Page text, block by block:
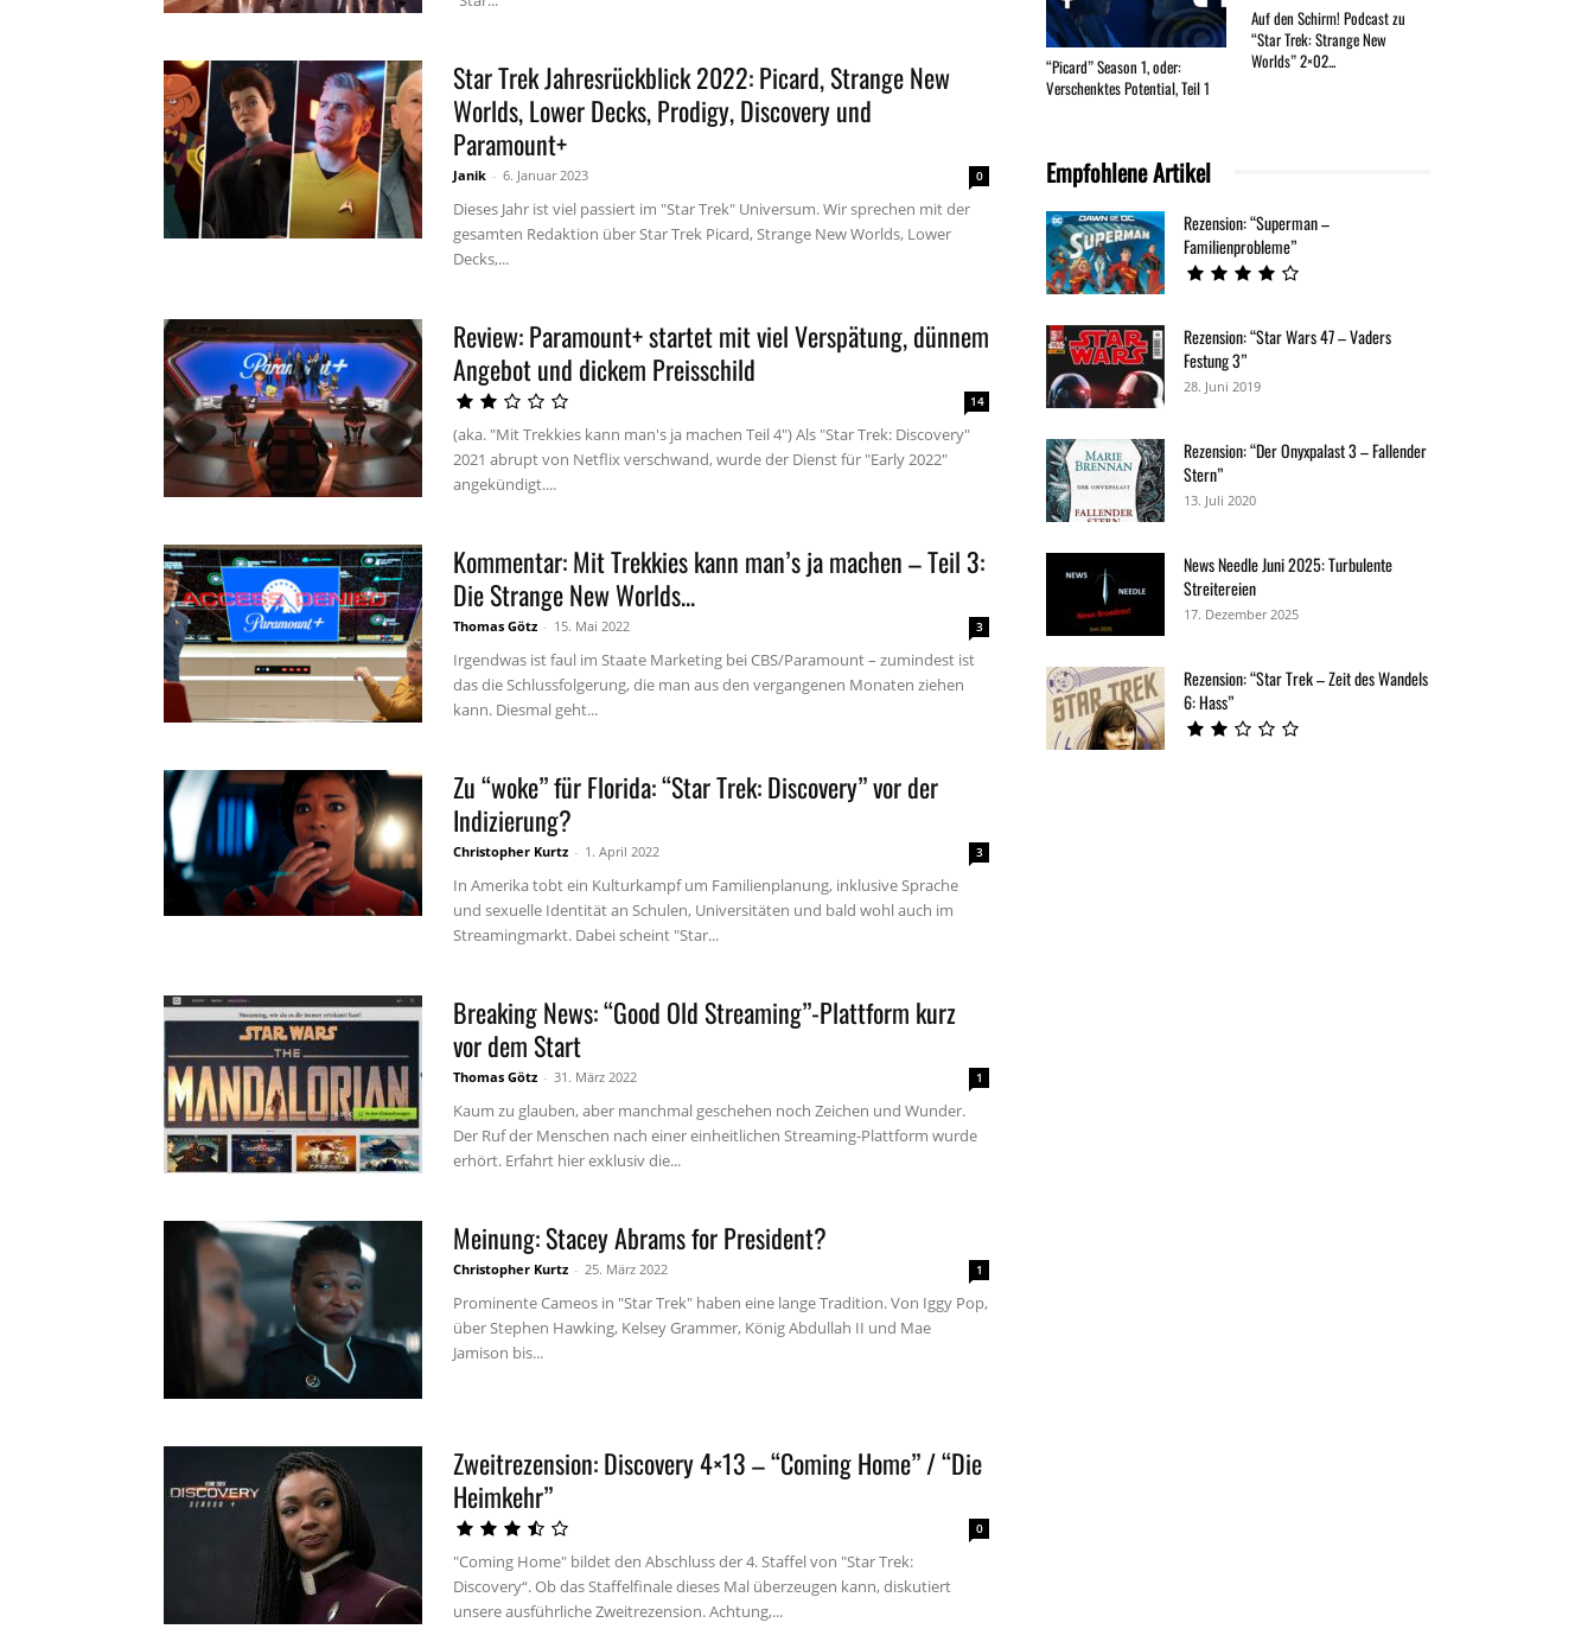
Star Trek Jahresrückblick 2022: Picard, Strange New
Worlds, Lower Decks, Prodigy, Discovery und
Paramount+
Janik - 6. Januar 2023 0
Dieses Jahr ist viel passiert im "Star Trek" Universum. Wir sprechen mit der
gesamten Redaktion über Star Trek Picard, Strange New Worlds, Lower
Decks,...
Review: Paramount+ startet mit viel Verspätung, dünnem
Angebot und dickem Preisschild
14
(aka. "Mit Trekkies kann man's ja machen Teil 4") Als "Star Trek: Discovery"
2021 abrupt von Netflix verschwand, wurde der Dienst für "Early 2022"
angekündigt....
Kommentar: Mit Trekkies kann man’s ja machen – Teil 3:
Die Strange New Worlds...
Thomas Götz - 15. Mai 2022 3
Irgendwas ist faul im Staate Marketing bei CBS/Paramount – zumindest ist
das die Schlussfolgerung, die man aus den vergangenen Monaten ziehen
kann. Diesmal geht...
Zu “woke” für Florida: “Star Trek: Discovery” vor der
Indizierung?
Christopher Kurtz - 1. April 2022 3
In Amerika tobt ein Kulturkampf um Familienplanung, inklusive Sprache
und sexuelle Identität an Schulen, Universitäten und bald wohl auch im
Streamingmarkt. Dabei scheint "Star...
Breaking News: “Good Old Streaming”-Plattform kurz
vor dem Start
Thomas Götz - 31. März 2022 1
Kaum zu glauben, aber manchmal geschehen noch Zeichen und Wunder.
Der Ruf der Menschen nach einer einheitlichen Streaming-Plattform wurde
erhört. Erfahrt hier exklusiv die...
Meinung: Stacey Abrams for President?
Christopher Kurtz - 25. März 2022 1
Prominente Cameos in "Star Trek" haben eine lange Tradition. Von Iggy Pop,
über Stephen Hawking, Kelsey Grammer, König Abdullah II und Mae
Jamison bis...
Zweitrezension: Discovery 4×13 – “Coming Home” / “Die
Heimkehr”
0
"Coming Home" bildet den Abschluss der 4. Staffel von "Star Trek:
Discovery“. Ob das Staffelfinale dieses Mal überzeugen kann, diskutiert
unsere ausführliche Zweitrezension. Achtung,...
“Picard” Season 1, oder:
Verschenktes Potential, Teil 1
Auf den Schirm! Podcast zu
“Star Trek: Strange New
Worlds” 2×02...
Empfohlene Artikel
Rezension: “Superman –
Familienprobleme”
Rezension: “Star Wars 47 – Vaders
Festung 3”
28. Juni 2019
Rezension: “Der Onyxpalast 3 – Fallender
Stern”
13. Juli 2020
News Needle Juni 2025: Turbulente
Streitereien
17. Dezember 2025
Rezension: “Star Trek – Zeit des Wandels
6: Hass”